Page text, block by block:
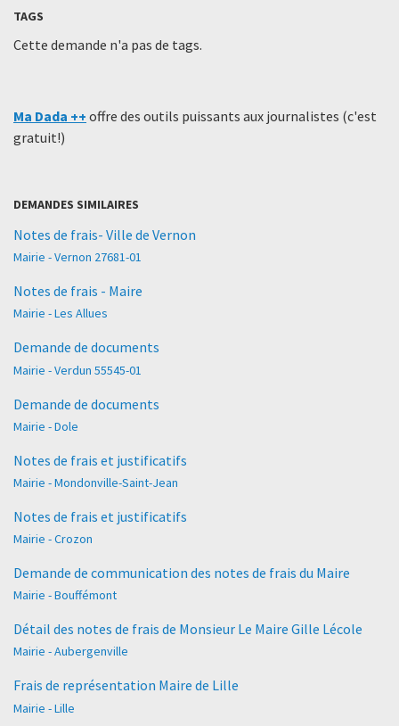
TAGS
Cette demande n'a pas de tags.
Ma Dada ++ offre des outils puissants aux journalistes (c'est
gratuit!)
DEMANDES SIMILAIRES
Notes de frais- Ville de Vernon
Mairie - Vernon 27681-01
Notes de frais - Maire
Mairie - Les Allues
Demande de documents
Mairie - Verdun 55545-01
Demande de documents
Mairie - Dole
Notes de frais et justificatifs
Mairie - Mondonville-Saint-Jean
Notes de frais et justificatifs
Mairie - Crozon
Demande de communication des notes de frais du Maire
Mairie - Bouffémont
Détail des notes de frais de Monsieur Le Maire Gille Lécole
Mairie - Aubergenville
Frais de représentation Maire de Lille
Mairie - Lille